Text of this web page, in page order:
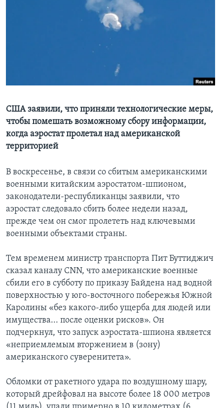
США заявили, что приняли технологические меры,
чтобы помешать возможному сбору информации,
когда аэростат пролетал над американской
территорией
В воскресенье, в связи со сбитым американскими
военными китайским аэростатом-шпионом,
законодатели-республиканцы заявили, что
аэростат следовало сбить более недели назад,
прежде чем он смог пролететь над ключевыми
военными объектами страны.
Тем временем министр транспорта Пит Буттиджич
сказал каналу CNN, что американские военные
сбили его в субботу по приказу Байдена над водной
поверхностью у юго-восточного побережья Южной
Каролины «без какого-либо ущерба для людей или
имущества... после оценки рисков». Он
подчеркнул, что запуск аэростата-шпиона является
«неприемлемым вторжением в (зону)
американского суверенитета».
Обломки от ракетного удара по воздушному шару,
который дрейфовал на высоте более 18 000 метров